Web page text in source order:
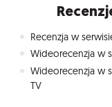
Recenzja w
Wideorecenzja w
Wideorecenzja w
TV